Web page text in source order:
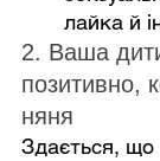
лайка й
2. Ваша
позитивно,
няня
Здається,